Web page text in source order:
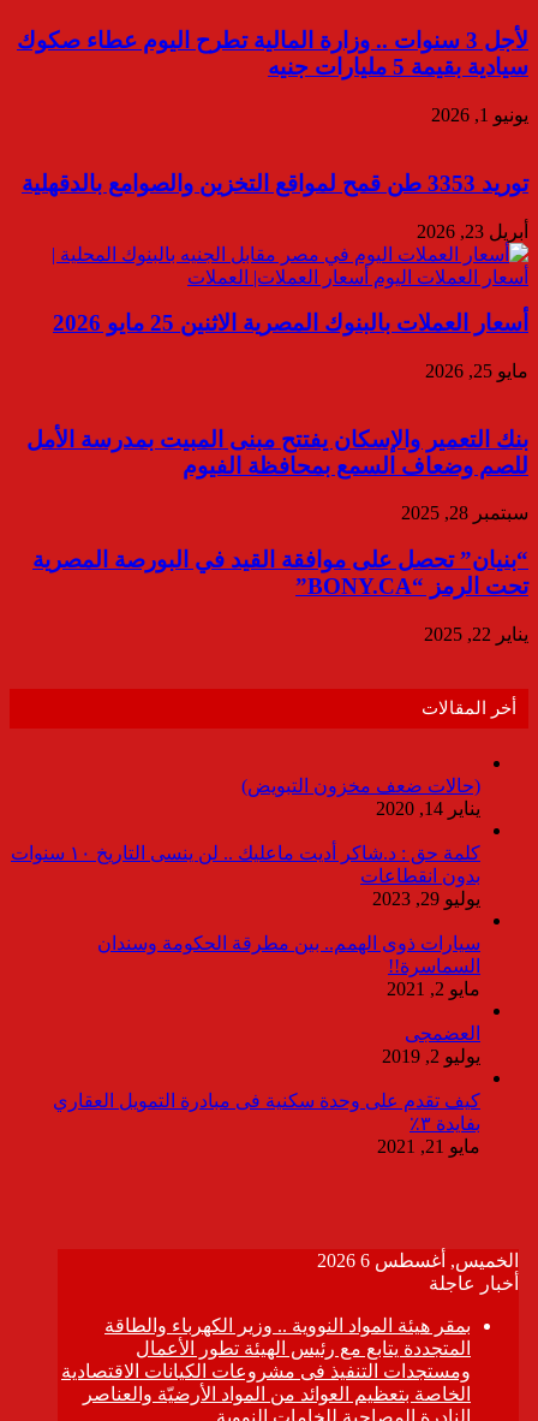
لأجل 3 سنوات .. وزارة المالية تطرح اليوم عطاء صكوك
سيادية بقيمة 5 مليارات جنيه
يونيو 1, 2026
توريد 3353 طن قمح لمواقع التخزين والصوامع بالدقهلية
أبريل 23, 2026
أسعار العملات بالبنوك المصرية الاثنين 25 مايو 2026
مايو 25, 2026
بنك التعمير والإسكان يفتتح مبنى المبيت بمدرسة الأمل
للصم وضعاف السمع بمحافظة الفيوم
سبتمبر 28, 2025
“بنيان” تحصل على موافقة القيد في البورصة المصرية
تحت الرمز “BONY.CA”
يناير 22, 2025
أخر المقالات
(حالات ضعف مخزون التبويض)
يناير 14, 2020
كلمة حق : د.شاكر أديت ماعليك .. لن ينسى التاريخ ١٠ سنوات
بدون انقطاعات
يوليو 29, 2023
سيارات ذوى الهمم.. بين مطرقة الحكومة وسندان
السماسرة!!
مايو 2, 2021
العضمجى
يوليو 2, 2019
كيف تقدم على وحدة سكنية فى مبادرة التمويل العقاري
بفايدة ٣٪
مايو 21, 2021